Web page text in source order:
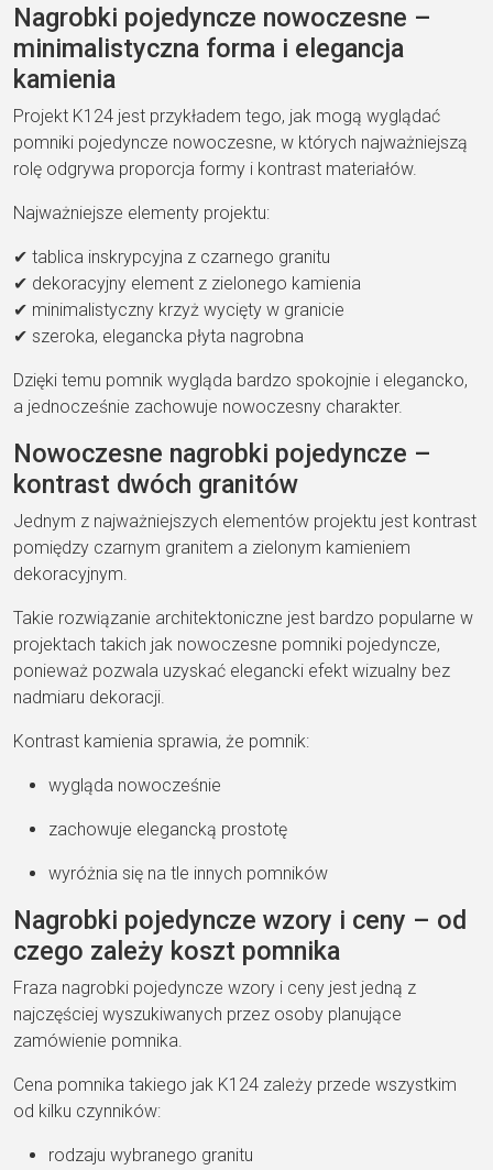
Nagrobki pojedyncze nowoczesne –
minimalistyczna forma i elegancja
kamienia
Projekt K124 jest przykładem tego, jak mogą wyglądać
pomniki pojedyncze nowoczesne, w których najważniejszą
rolę odgrywa proporcja formy i kontrast materiałów.
Najważniejsze elementy projektu:
✔ tablica inskrypcyjna z czarnego granitu
✔ dekoracyjny element z zielonego kamienia
✔ minimalistyczny krzyż wycięty w granicie
✔ szeroka, elegancka płyta nagrobna
Dzięki temu pomnik wygląda bardzo spokojnie i elegancko,
a jednocześnie zachowuje nowoczesny charakter.
Nowoczesne nagrobki pojedyncze –
kontrast dwóch granitów
Jednym z najważniejszych elementów projektu jest kontrast
pomiędzy czarnym granitem a zielonym kamieniem
dekoracyjnym.
Takie rozwiązanie architektoniczne jest bardzo popularne w
projektach takich jak nowoczesne pomniki pojedyncze,
ponieważ pozwala uzyskać elegancki efekt wizualny bez
nadmiaru dekoracji.
Kontrast kamienia sprawia, że pomnik:
wygląda nowocześnie
zachowuje elegancką prostotę
wyróżnia się na tle innych pomników
Nagrobki pojedyncze wzory i ceny – od
czego zależy koszt pomnika
Fraza nagrobki pojedyncze wzory i ceny jest jedną z
najczęściej wyszukiwanych przez osoby planujące
zamówienie pomnika.
Cena pomnika takiego jak K124 zależy przede wszystkim
od kilku czynników:
rodzaju wybranego granitu